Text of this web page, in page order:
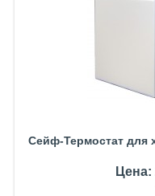
Сейф-Термостат для
Цена: